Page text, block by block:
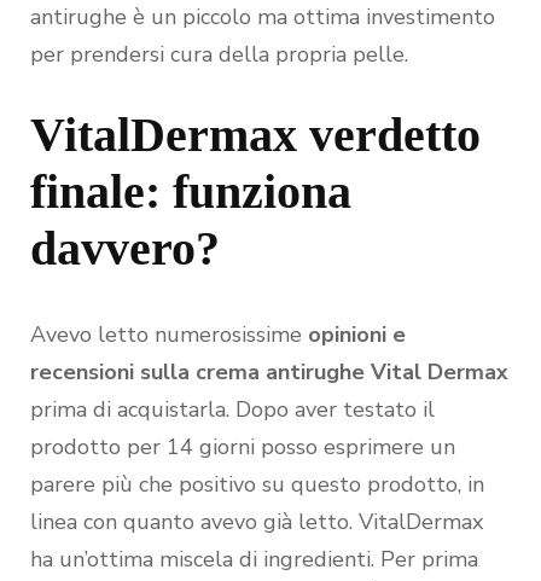
antirughe è un piccolo ma ottima investimento
per prendersi cura della propria pelle.
VitalDermax verdetto
finale: funziona
davvero?
Avevo letto numerosissime opinioni e
recensioni sulla crema antirughe Vital Dermax
prima di acquistarla. Dopo aver testato il
prodotto per 14 giorni posso esprimere un
parere più che positivo su questo prodotto, in
linea con quanto avevo già letto. VitalDermax
ha un’ottima miscela di ingredienti. Per prima